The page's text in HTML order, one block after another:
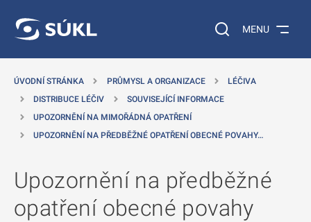
Vyhledávání na
MENU
ÚVODNÍ STRÁNKA PRŮMYSL A ORGANIZACE
LÉČIVA
DISTRIBUCE LÉČIV
SOUVISEJÍCÍ INFORMACE
UPOZORNĚNÍ NA MIMOŘÁDNÁ OPATŘENÍ
UPOZORNĚNÍ NA PŘEDBĚŽNÉ OPATŘENÍ OBECNÉ POVAHY…
Upozornění na předběžné
opatření obecné povahy